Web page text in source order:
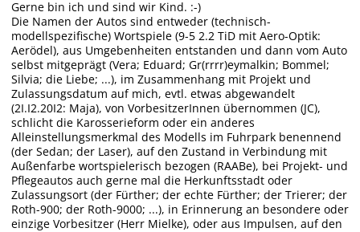
Gerne bin ich und sind wir Kind. :-)
Die Namen der Autos sind entweder (technisch-
modellspezifische) Wortspiele (9-5 2.2 TiD mit Aero-Optik:
Aerödel), aus Umgebenheiten entstanden und dann vom Auto
selbst mitgeprägt (Vera; Eduard; Gr(rrrr)eymalkin; Bommel;
Silvia; die Liebe; ...), im Zusammenhang mit Projekt und
Zulassungsdatum auf mich, evtl. etwas abgewandelt
(2I.I2.20I2: Maja), von VorbesitzerInnen übernommen (JC),
schlicht die Karosserieform oder ein anderes
Alleinstellungsmerkmal des Modells im Fuhrpark benennend
(der Sedan; der Laser), auf den Zustand in Verbindung mit
Außenfarbe wortspielerisch bezogen (RAABe), bei Projekt- und
Pflegeautos auch gerne mal die Herkunftsstadt oder
Zulassungsort (der Fürther; der echte Fürther; der Trierer; der
Roth-900; der Roth-9000; ...), in Erinnerung an besondere oder
einzige Vorbesitzer (Herr Mielke), oder aus Impulsen, auf den